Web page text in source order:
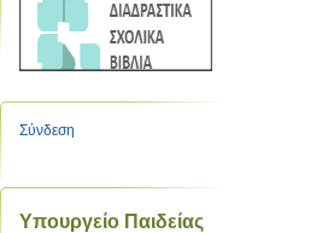
Σύνδεση
Υπουργείο Παιδείας